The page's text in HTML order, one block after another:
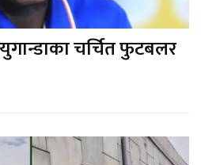
चर्चित फुटबलर